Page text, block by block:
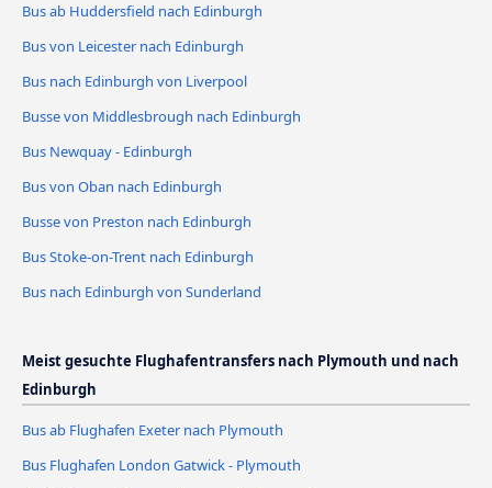
Bus ab Huddersfield nach Edinburgh
Bus von Leicester nach Edinburgh
Bus nach Edinburgh von Liverpool
Busse von Middlesbrough nach Edinburgh
Bus Newquay - Edinburgh
Bus von Oban nach Edinburgh
Busse von Preston nach Edinburgh
Bus Stoke-on-Trent nach Edinburgh
Bus nach Edinburgh von Sunderland
Meist gesuchte Flughafentransfers nach Plymouth und nach
Edinburgh
Bus ab Flughafen Exeter nach Plymouth
Bus Flughafen London Gatwick - Plymouth